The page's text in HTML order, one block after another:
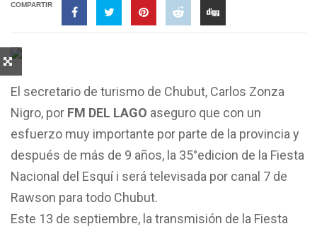
COMPARTIR
El secretario de turismo de Chubut, Carlos Zonza
Nigro, por FM DEL LAGO aseguro que con un
esfuerzo muy importante por parte de la provincia y
después de más de 9 años, la 35°edicion de la Fiesta
Nacional del Esquí i será televisada por canal 7 de
Rawson para todo Chubut.
Este 13 de septiembre, la transmisión de la Fiesta